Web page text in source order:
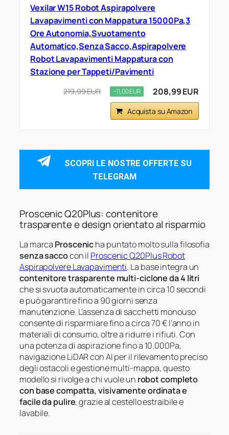
Vexilar W15 Robot Aspirapolvere
Lavapavimenti con Mappatura 15000Pa,3
Ore Autonomia,Svuotamento
Automatico,Senza Sacco,Aspirapolvere
Robot Lavapavimenti Mappatura con
Stazione per Tappeti/Pavimenti
219,99 EUR −11,00 EUR 208,99 EUR
Acquista su Amazon
SCOPRI LE NOSTRE OFFERTE SU
TELEGRAM
Proscenic Q20Plus: contenitore
trasparente e design orientato al risparmio
La marca Proscenicha puntato molto sulla filosofia
senza saccocon il Proscenic Q20Plus Robot
Aspirapolvere Lavapavimenti. La base integra un
contenitore trasparente multi‑ciclone da 4 litri
che si svuota automaticamente in circa 10 secondi
e può garantire fino a 90 giorni senza
manutenzione. L’assenza di sacchetti monouso
consente di risparmiare fino a circa 70 € l’anno in
materiali di consumo, oltre a ridurre i rifiuti. Con
una potenza di aspirazione fino a 10.000Pa,
navigazione LiDAR con AI per il rilevamento preciso
degli ostacoli e gestione multi‑mappa, questo
modello si rivolge a chi vuole un robot completo
con base compatta, visivamente ordinata e
facile da pulire, grazie al cestello estraibile e
lavabile.